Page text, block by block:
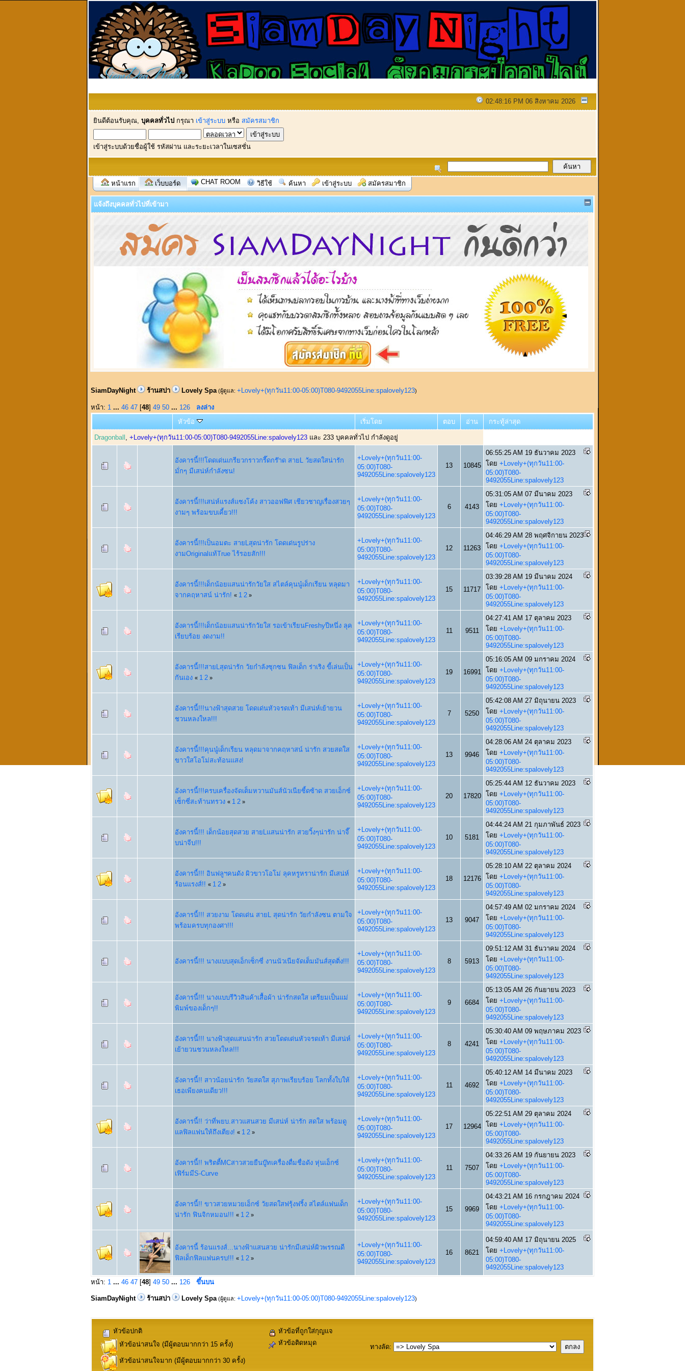
02:48:16 PM 06 สิงหาคม 2026
ยินดีต้อนรับคุณ, บุคคลทั่วไป กรุณา เข้าสู่ระบบ หรือ สมัครสมาชิก
เข้าสู่ระบบด้วยชื่อผู้ใช้ รหัสผ่าน และระยะเวลาในเซสชั่น
หน้าแรก เว็บบอร์ด CHAT ROOM วิธีใช้ ค้นหา เข้าสู่ระบบ สมัครสมาชิก
แจ้งถึงบุคคลทั่วไปที่เข้ามา
SiamDayNight ร้านสปา Lovely Spa (ผู้ดูแล: +Lovely+(ทุกวัน11:00-05:00)T080-9492055Line:spalovely123)
หน้า: 1 ... 46 47 [48] 49 50 ... 126
ลงล่าง
หัวข้อ
เริ่มโดย ตอบ อ่าน กระทู้ล่าสุด
Dragonball +Lovely+(ทุกวัน11:00-05:00)T080-9492055Line:spalovely123 และ 233 บุคคลทั่วไป กำลังดูอยู่
อังคารนี้!!!โดดเด่นเกรียวกราวกรี๊ดกร๊าด สายL วัยสดใสน่ารัก
มั่กๆ มีเสน่ห์กำลังซน!
+Lovely+(ทุกวัน11:00-
05:00)T080-
9492055Line:spalovely123
13 10845
06:55:25 AM 19 ธันวาคม 2023
โดย +Lovely+(ทุกวัน11:00-
05:00)T080-
9492055Line:spalovely123
อังคารนี้!!!เสน่ห์แรงส์แซงโค้ง สาวออฟฟิศ เชียวชาญเรื่องสวยๆ
งามๆ พร้อมขบเคี้ยว!!!
+Lovely+(ทุกวัน11:00-
05:00)T080-
9492055Line:spalovely123
6 4143
05:31:05 AM 07 มีนาคม 2023
โดย +Lovely+(ทุกวัน11:00-
05:00)T080-
9492055Line:spalovely123
อังคารนี้!!!เป็นอมตะ สายLสุดน่ารัก โดดเด่นรูปร่าง
งามOriginalแท้True ไร้รอยสัก!!!
+Lovely+(ทุกวัน11:00-
05:00)T080-
9492055Line:spalovely123
12 11263
04:46:29 AM 28 พฤศจิกายน 2023
โดย +Lovely+(ทุกวัน11:00-
05:00)T080-
9492055Line:spalovely123
อังคารนี้!!!เด็กน้อยแสนน่ารักวัยใส สไตล์คุนนู๋เด็กเรียน หลุดมา
จากคฤหาสน์ น่ารัก! « 1 2 »
+Lovely+(ทุกวัน11:00-
05:00)T080-
9492055Line:spalovely123
15 11717
03:39:28 AM 19 มีนาคม 2024
โดย +Lovely+(ทุกวัน11:00-
05:00)T080-
9492055Line:spalovely123
อังคารนี้!!!เด็กน้อยแสนน่ารักวัยใส รอเข้าเรียนFreshyปีหนึ่ง ลุค
เรียบร้อย งดงาม!!
+Lovely+(ทุกวัน11:00-
05:00)T080-
9492055Line:spalovely123
11 9511
04:27:41 AM 17 ตุลาคม 2023
โดย +Lovely+(ทุกวัน11:00-
05:00)T080-
9492055Line:spalovely123
อังคารนี้!!!สายLสุดน่ารัก วัยกำลังซุกซน ฟิลเด็ก ร่าเริง ขี้เล่นเป็น
กันเอง « 1 2 »
+Lovely+(ทุกวัน11:00-
05:00)T080-
9492055Line:spalovely123
19 16991
05:16:05 AM 09 มกราคม 2024
โดย +Lovely+(ทุกวัน11:00-
05:00)T080-
9492055Line:spalovely123
อังคารนี้!!!นางฟ้าสุดสวย โดดเด่นหัวจรดเท้า มีเสน่ห์เย้ายวน
ชวนหลงใหล!!!
+Lovely+(ทุกวัน11:00-
05:00)T080-
9492055Line:spalovely123
7 5250
05:42:08 AM 27 มิถุนายน 2023
โดย +Lovely+(ทุกวัน11:00-
05:00)T080-
9492055Line:spalovely123
อังคารนี้!!!คุนนู๋เด็กเรียน หลุดมาจากคฤหาสน์ น่ารัก สวยสดใส
ขาวใสโอโม่สะท้อนแสง!
+Lovely+(ทุกวัน11:00-
05:00)T080-
9492055Line:spalovely123
13 9946
04:28:06 AM 24 ตุลาคม 2023
โดย +Lovely+(ทุกวัน11:00-
05:00)T080-
9492055Line:spalovely123
อังคารนี้!!!ครบเครื่องจัดเต็มหวานมันส์นัวเนียซี้ดซ้าด สวยเอ็กซ์
เซ็กซี่สะท้านทรวง « 1 2 »
+Lovely+(ทุกวัน11:00-
05:00)T080-
9492055Line:spalovely123
20 17820
05:25:44 AM 12 ธันวาคม 2023
โดย +Lovely+(ทุกวัน11:00-
05:00)T080-
9492055Line:spalovely123
อังคารนี้!!! เด็กน้อยสุดสวย สายLแสนน่ารัก สวยวิ้งๆน่ารัก น่าจี๊
บน่าจีบ!!!
+Lovely+(ทุกวัน11:00-
05:00)T080-
9492055Line:spalovely123
10 5181
04:44:24 AM 21 กุมภาพันธ์ 2023
โดย +Lovely+(ทุกวัน11:00-
05:00)T080-
9492055Line:spalovely123
อังคารนี้!!! อินฟลูฯคนดัง ผิวขาวโอโม่ ลุคหรูหราน่ารัก มีเสน่ห์
ร้อนแรงส์!! « 1 2 »
+Lovely+(ทุกวัน11:00-
05:00)T080-
9492055Line:spalovely123
18 12176
05:28:10 AM 22 ตุลาคม 2024
โดย +Lovely+(ทุกวัน11:00-
05:00)T080-
9492055Line:spalovely123
อังคารนี้!!! สวยงาม โดดเด่น สายL สุดน่ารัก วัยกำลังซน ตามใจ
พร้อมครบทุกองศา!!!
+Lovely+(ทุกวัน11:00-
05:00)T080-
9492055Line:spalovely123
13 9047
04:57:49 AM 02 มกราคม 2024
โดย +Lovely+(ทุกวัน11:00-
05:00)T080-
9492055Line:spalovely123
อังคารนี้!!! นางแบบสุดเอ็กเซ็กซี่ งานนัวเนียจัดเต็มมันส์สุดติ่ง!!!
+Lovely+(ทุกวัน11:00-
05:00)T080-
9492055Line:spalovely123
8 5913
09:51:12 AM 31 ธันวาคม 2024
โดย +Lovely+(ทุกวัน11:00-
05:00)T080-
9492055Line:spalovely123
อังคารนี้!!! นางแบบรีวิวสินค้าเสื้อผ้า น่ารักสดใส เตรียมเป็นแม่
พิมพ์ของเด็กๆ!!
+Lovely+(ทุกวัน11:00-
05:00)T080-
9492055Line:spalovely123
9 6684
05:13:05 AM 26 กันยายน 2023
โดย +Lovely+(ทุกวัน11:00-
05:00)T080-
9492055Line:spalovely123
อังคารนี้!!! นางฟ้าสุดแสนน่ารัก สวยโดดเด่นหัวจรดเท้า มีเสน่ห์
เย้ายวนชวนหลงใหล!!!
+Lovely+(ทุกวัน11:00-
05:00)T080-
9492055Line:spalovely123
8 4241
05:30:40 AM 09 พฤษภาคม 2023
โดย +Lovely+(ทุกวัน11:00-
05:00)T080-
9492055Line:spalovely123
อังคารนี้!! สาวน้อยน่ารัก วัยสดใส สุภาพเรียบร้อย โลกทั้งใบให้
เธอเพียงคนเดียว!!!
+Lovely+(ทุกวัน11:00-
05:00)T080-
9492055Line:spalovely123
11 4692
05:40:12 AM 14 มีนาคม 2023
โดย +Lovely+(ทุกวัน11:00-
05:00)T080-
9492055Line:spalovely123
อังคารนี้!! ว่าที่พยบ.สาวแสนสวย มีเสน่ห์ น่ารัก สดใส พร้อมดู
แลฟิลแฟนให้ถึงเตียง! « 1 2 »
+Lovely+(ทุกวัน11:00-
05:00)T080-
9492055Line:spalovely123
17 12964
05:22:51 AM 29 ตุลาคม 2024
โดย +Lovely+(ทุกวัน11:00-
05:00)T080-
9492055Line:spalovely123
อังคารนี้!! พริตตี้MCสาวสวยยืนบู๊ทเครื่องดื่มชื่อดัง หุ่นเอ็กซ์
เฟิร์มมีS-Curve
+Lovely+(ทุกวัน11:00-
05:00)T080-
9492055Line:spalovely123
11 7507
04:33:26 AM 19 กันยายน 2023
โดย +Lovely+(ทุกวัน11:00-
05:00)T080-
9492055Line:spalovely123
อังคารนี้!! ขาวสวยหมวยเอ็กซ์ วัยสดใสฟรุ้งฟริ้ง สไตล์แฟนเด็ก
น่ารัก ฟินจิกหมอน!!! « 1 2 »
+Lovely+(ทุกวัน11:00-
05:00)T080-
9492055Line:spalovely123
15 9969
04:43:21 AM 16 กรกฎาคม 2024
โดย +Lovely+(ทุกวัน11:00-
05:00)T080-
9492055Line:spalovely123
อังคารนี้ ร้อนแรงส์...นางฟ้าแสนสวย น่ารักมีเสน่ห์ผิวพรรณดี
ฟิลเด็กฟิลแฟนครบ!!! « 1 2 »
+Lovely+(ทุกวัน11:00-
05:00)T080-
9492055Line:spalovely123
16 8621
04:59:40 AM 17 มิถุนายน 2025
โดย +Lovely+(ทุกวัน11:00-
05:00)T080-
9492055Line:spalovely123
หน้า: 1 ... 46 47 [48] 49 50 ... 126 ขึ้นบน
SiamDayNight ร้านสปา Lovely Spa (ผู้ดูแล: +Lovely+(ทุกวัน11:00-05:00)T080-9492055Line:spalovely123)
หัวข้อปกติ
หัวข้อน่าสนใจ (มีผู้ตอบมากกว่า 15 ครั้ง)
หัวข้อน่าสนใจมาก (มีผู้ตอบมากกว่า 30 ครั้ง)
หัวข้อที่ถูกใส่กุญแจ
หัวข้อติดหมุด
ทางลัด: